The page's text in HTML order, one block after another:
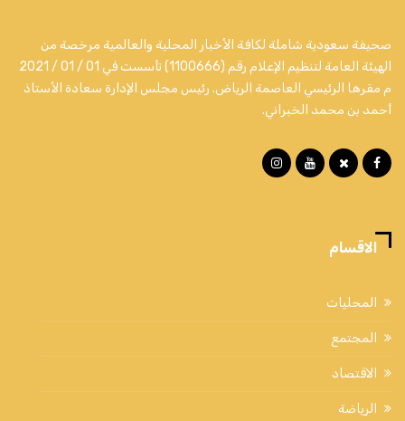
صحيفة سعودية شاملة لكافة الأخبار المحلية والعالمية مرخصة من
الهيئة العامة لتنظيم الإعلام رقم (1100666) تأسست في 01 / 01 / 2021
م مقرها الرئيسي العاصمة الرياض. رئيس مجلس الإدارة سعادة الأستاذ
أحمد بن محمد الخبراني.
الاقسام
المحليات
المجتمع
الاقتصاد
الرياضة